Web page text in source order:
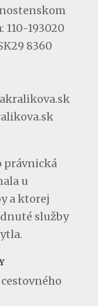
193020
8360
právnická
u
a ktorej
služby